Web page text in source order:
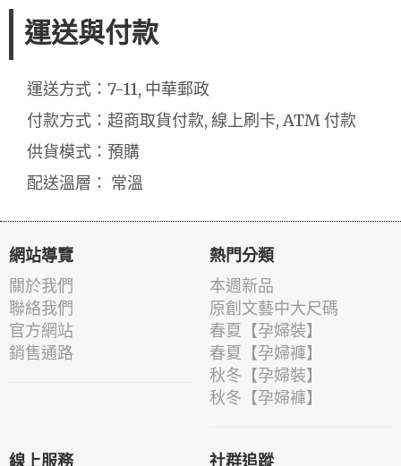
運送與付款
運送方式：7-11, 中華郵政
付款方式：超商取貨付款, 線上刷卡, ATM 付款
供貨模式：預購
配送溫層： 常溫
網站導覽
關於我們
聯絡我們
官方網站
銷售通路
熱門分類
本週新品
原創文藝中大尺碼
春夏【孕婦裝】
春夏【孕婦褲】
秋冬【孕婦裝】
秋冬【孕婦褲】
線上服務 社群追蹤